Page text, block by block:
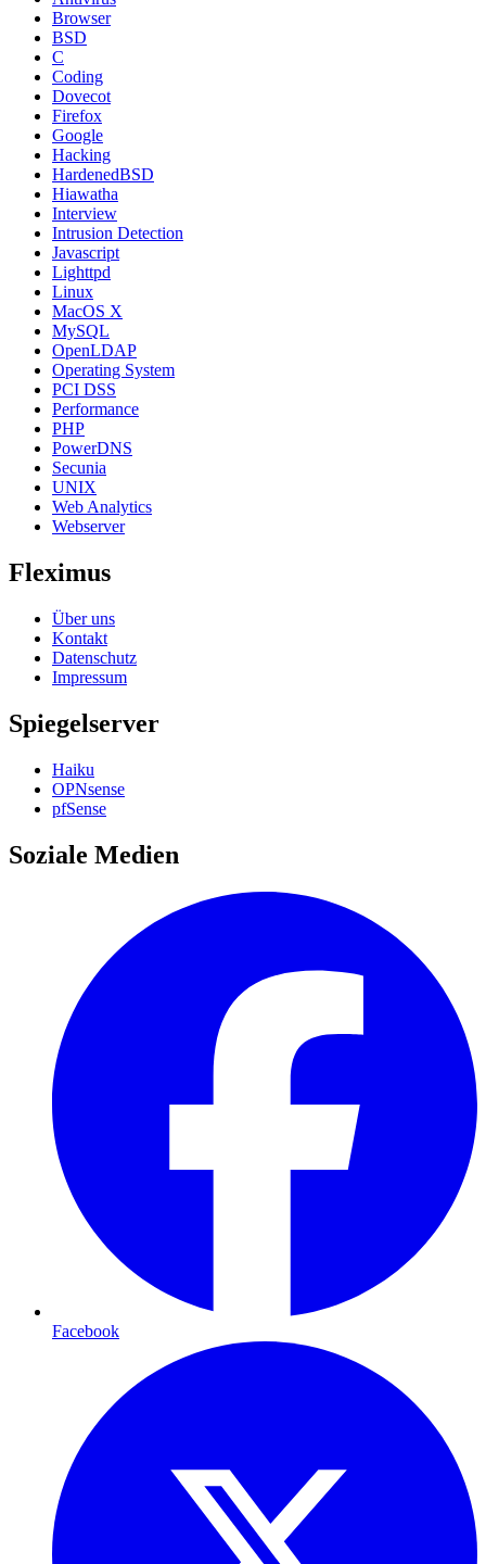
Browser
BSD
C
Coding
Dovecot
Firefox
Google
Hacking
HardenedBSD
Hiawatha
Interview
Intrusion Detection
Javascript
Lighttpd
Linux
MacOS X
MySQL
OpenLDAP
Operating System
PCI DSS
Performance
PHP
PowerDNS
Secunia
UNIX
Web Analytics
Webserver
Fleximus
Über uns
Kontakt
Datenschutz
Impressum
Spiegelserver
Haiku
OPNsense
pfSense
Soziale Medien
Facebook